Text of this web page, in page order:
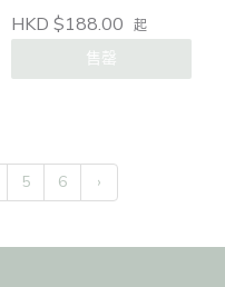
HKD $188.00 起
售罄
5 6 ›